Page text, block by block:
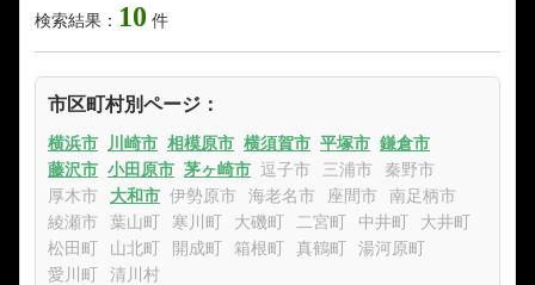
検索結果： 10 件
市区町村別ページ：
横浜市 川崎市 相模原市 横須賀市 平塚市 鎌倉市
藤沢市 小田原市 茅ヶ崎市 逗子市 三浦市
秦野市
厚木市
大和市 伊勢原市 海老名市 座間市
南足柄市
綾瀬市
葉山町 寒川町 大磯町 二宮町 中井町
大井町
松田町
山北町 開成町 箱根町 真鶴町
湯河原町
愛川町
清川村